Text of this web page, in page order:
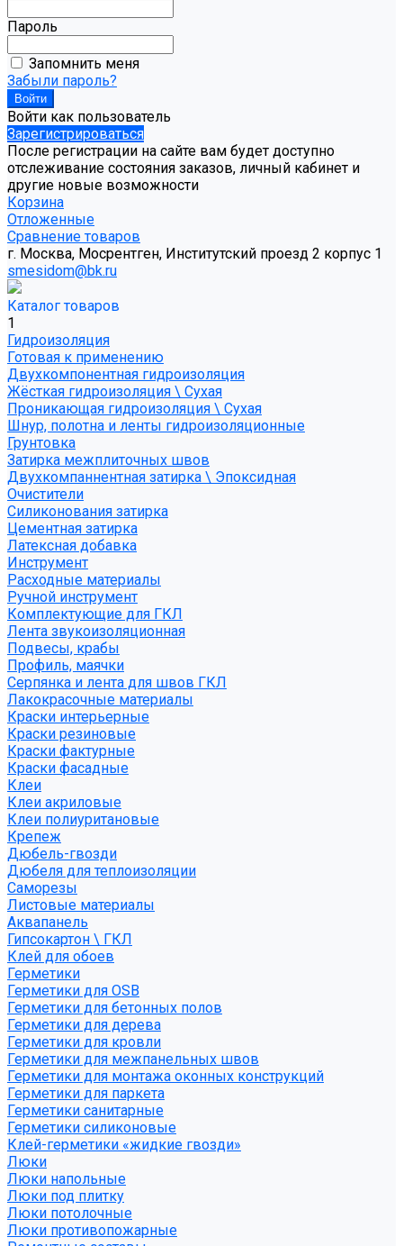
Пароль
Запомнить меня
Забыли пароль?
Войти как пользователь
Зарегистрироваться
После регистрации на сайте вам будет доступно
отслеживание состояния заказов, личный кабинет и
другие новые возможности
Корзина
Отложенные
Сравнение товаров
г. Москва, Мосрентген, Институтский проезд 2 корпус 1
smesidom@bk.ru
Каталог товаров
1
Гидроизоляция
Готовая к применению
Двухкомпонентная гидроизоляция
Жёсткая гидроизоляция \ Сухая
Проникающая гидроизоляция \ Сухая
Шнур, полотна и ленты гидроизоляционные
Грунтовка
Затирка межплиточных швов
Двухкомпаннентная затирка \ Эпоксидная
Очистители
Силиконования затирка
Цементная затирка
Латексная добавка
Инструмент
Расходные материалы
Ручной инструмент
Комплектующие для ГКЛ
Лента звукоизоляционная
Подвесы, крабы
Профиль, маячки
Серпянка и лента для швов ГКЛ
Лакокрасочные материалы
Краски интерьерные
Краски резиновые
Краски фактурные
Краски фасадные
Клеи
Клеи акриловые
Клеи полиуритановые
Крепеж
Дюбель-гвозди
Дюбеля для теплоизоляции
Саморезы
Листовые материалы
Аквапанель
Гипсокартон \ ГКЛ
Клей для обоев
Герметики
Герметики для OSB
Герметики для бетонных полов
Герметики для дерева
Герметики для кровли
Герметики для межпанельных швов
Герметики для монтажа оконных конструкций
Герметики для паркета
Герметики санитарные
Герметики силиконовые
Клей-герметики «жидкие гвозди»
Люки
Люки напольные
Люки под плитку
Люки потолочные
Люки противопожарные